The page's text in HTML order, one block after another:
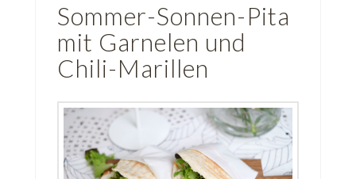
Sommer-Sonnen-Pita
mit Garnelen und
Chili-Marillen